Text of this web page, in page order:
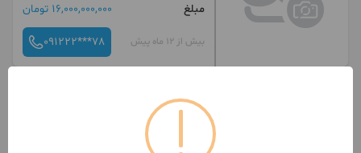
مبلغ
16,000,000,000 تومان
بیش از 12 ماه پیش 091222***78
فروش ۵ طبقه دو واحدی ۱۰۰ متری